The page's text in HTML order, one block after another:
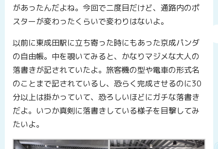
があったんだよね。今回で二度目だけど、通路内のポ
スターが変わったくらいで変わりはないよ。
以前に東成田駅に立ち寄った時にもあった京成パンダ
の自由帳。中を覗いてみると、かなりマジメな大人の
落書きが記されていたよ。旅客機の型や電車の形式名
のことまで記されているし、恐らく完成させるのに30
分以上は掛かっていて、恐ろしいほどにガチな落書き
だよ。いつか真剣に落書きしている様子を目撃してみ
たいよ。